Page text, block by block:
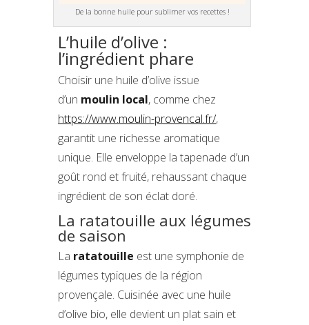
De la bonne huile pour sublimer vos recettes !
L’huile d’olive :
l’ingrédient phare
Choisir une huile d’olive issue
d’un moulin local, comme chez
https://www.moulin-provencal.fr/,
garantit une richesse aromatique
unique. Elle enveloppe la tapenade d’un
goût rond et fruité, rehaussant chaque
ingrédient de son éclat doré.
La ratatouille aux légumes
de saison
La ratatouille est une symphonie de
légumes typiques de la région
provençale. Cuisinée avec une huile
d’olive bio, elle devient un plat sain et